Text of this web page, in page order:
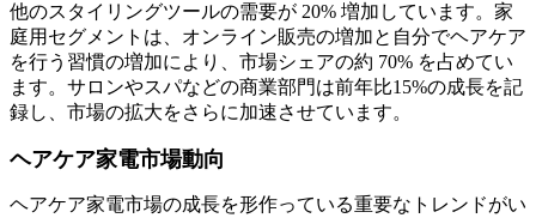
他のスタイリングツールの需要が 20% 増加しています。家
庭用セグメントは、オンライン販売の増加と自分でヘアケア
を行う習慣の増加により、市場シェアの約 70% を占めてい
ます。サロンやスパなどの商業部門は前年比15%の成長を記
録し、市場の拡大をさらに加速させています。
ヘアケア家電市場動向
ヘアケア家電市場の成長を形作っている重要なトレンドがい